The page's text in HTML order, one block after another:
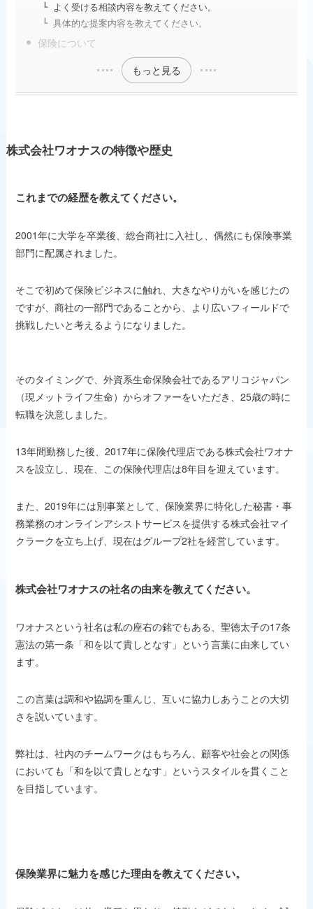
よく受ける相談内容を教えてください。
具体的な提案内容を教えてください。
保険について
もっと見る
株式会社ワオナスの特徴や歴史
これまでの経歴を教えてください。
2001年に大学を卒業後、総合商社に入社し、偶然にも保険事業
部門に配属されました。
そこで初めて保険ビジネスに触れ、大きなやりがいを感じたの
ですが、商社の一部門であることから、より広いフィールドで
挑戦したいと考えるようになりました。
そのタイミングで、外資系生命保険会社であるアリコジャパン
（現メットライフ生命）からオファーをいただき、25歳の時に
転職を決意しました。
13年間勤務した後、2017年に保険代理店である株式会社ワオナ
スを設立し、現在、この保険代理店は8年目を迎えています。
また、2019年には別事業として、保険業界に特化した秘書・事
務業務のオンラインアシストサービスを提供する株式会社マイ
クラークを立ち上げ、現在はグループ2社を経営しています。
株式会社ワオナスの社名の由来を教えてください。
ワオナスという社名は私の座右の銘でもある、聖徳太子の17条
憲法の第一条「和を以て貴しとなす」という言葉に由来してい
ます。
この言葉は調和や協調を重んじ、互いに協力しあうことの大切
さを説いています。
弊社は、社内のチームワークはもちろん、顧客や社会との関係
においても「和を以て貴しとなす」というスタイルを貫くこと
を目指しています。
保険業界に魅力を感じた理由を教えてください。